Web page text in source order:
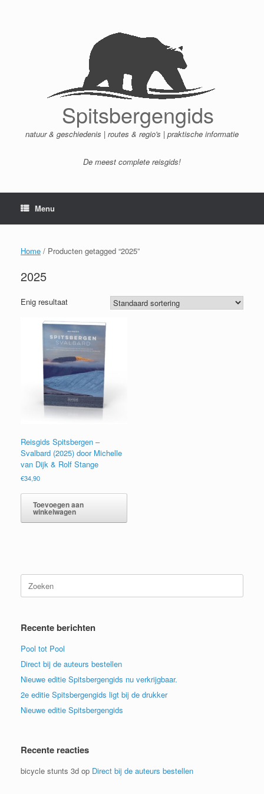
Spitsbergengids
natuur & geschiedenis | routes & regio's | praktische informatie
De meest complete reisgids!
Menu
Home / Producten getagged “2025”
2025
Enig resultaat
Reisgids Spitsbergen –
Svalbard (2025) door Michelle
van Dijk & Rolf Stange
€34,90
Toevoegen aan
winkelwagen
Zoeken
naar:
Recente berichten
Pool tot Pool
Direct bij de auteurs bestellen
Nieuwe editie Spitsbergengids nu verkrijgbaar.
2e editie Spitsbergengids ligt bij de drukker
Nieuwe editie Spitsbergengids
Recente reacties
bicycle stunts 3d op Direct bij de auteurs bestellen